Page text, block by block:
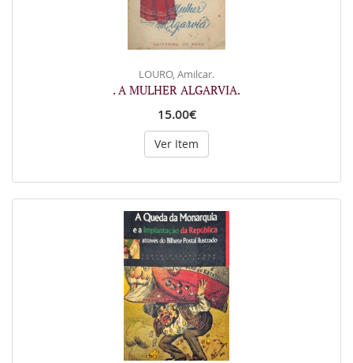
LOURO, Amilcar.
. A MULHER ALGARVIA.
15.00€
Ver Item